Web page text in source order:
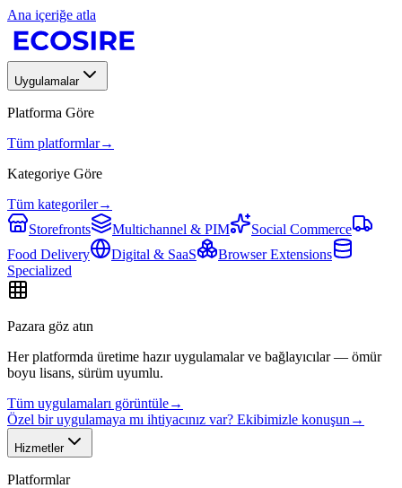
Ana içeriğe atla
Uygulamalar
Platforma Göre
Tüm platformlar→
Kategoriye Göre
Tüm kategoriler→
Storefronts
Multichannel & PIM
Social Commerce
Food Delivery
Digital & SaaS
Browser Extensions
Specialized
Pazara göz atın
Her platformda üretime hazır uygulamalar ve bağlayıcılar — ömür
boyu lisans, sürüm uyumlu.
Tüm uygulamaları görüntüle→
Özel bir uygulamaya mı ihtiyacınız var? Ekibimizle konuşun →
Hizmetler
Platformlar